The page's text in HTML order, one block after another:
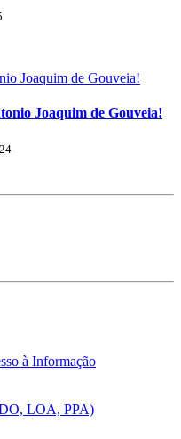
Joaquim de Gouveia!
Joaquim de Gouveia!
à Informação
LOA, PPA)